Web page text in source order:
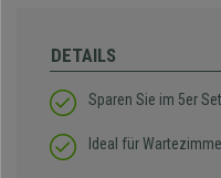
DETAILS
Sparen Sie im 5er
Ideal für